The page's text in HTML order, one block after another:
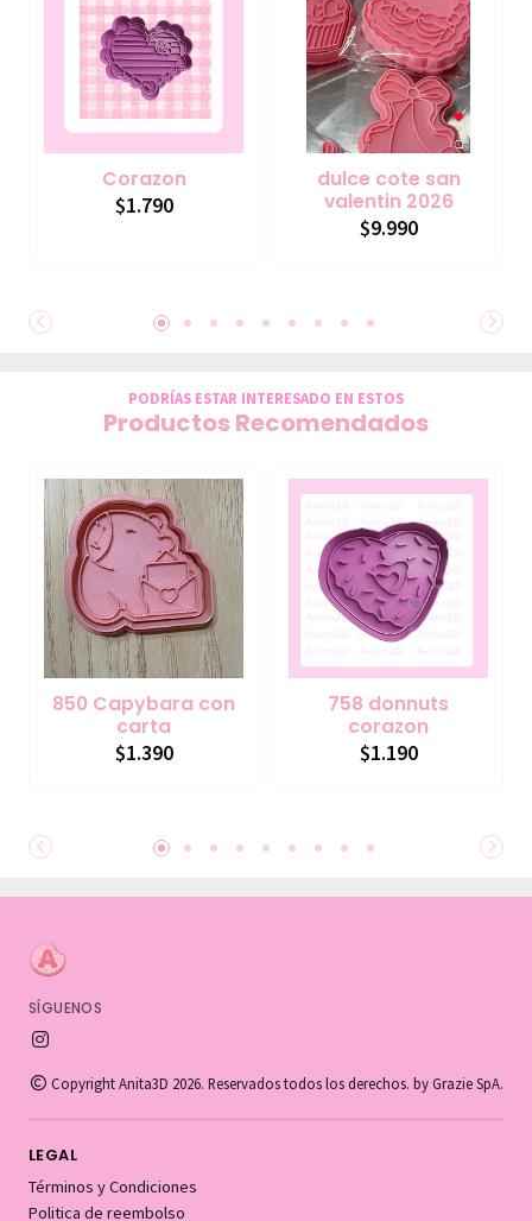
Corazon
$1.790
dulce cote san
valentin 2026
$9.990
PODRÍAS ESTAR INTERESADO EN ESTOS
Productos Recomendados
850 Capybara con
carta
$1.390
758 donnuts
corazon
$1.190
SÍGUENOS
Copyright Anita3D 2026. Reservados todos los derechos. by Grazie SpA.
LEGAL
Términos y Condiciones
Politica de reembolso